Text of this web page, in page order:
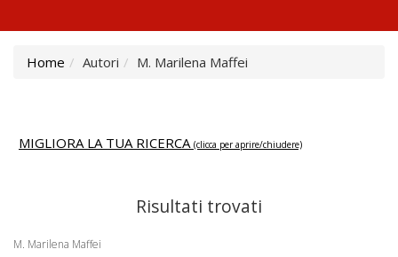
Home Autori M. Marilena Maffei
MIGLIORA LA TUA RICERCA (clicca per aprire/chiudere)
Risultati trovati
M. Marilena Maffei